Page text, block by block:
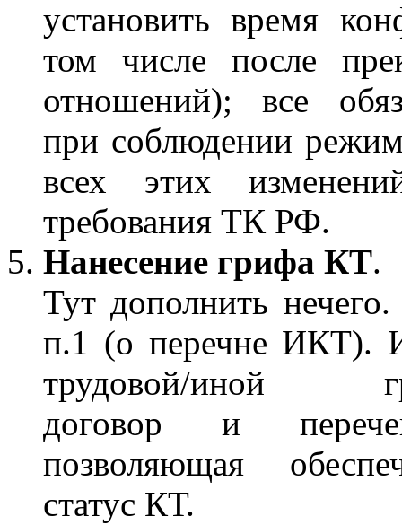
установить время
том числе после
отношений); все
при соблюдении
всех этих
требования ТК РФ.
Нанесение грифа КТ.
Тут дополнить
п.1 (о перечне ИКТ).
трудовой/иной
договор и
позволяющая
статус КТ.